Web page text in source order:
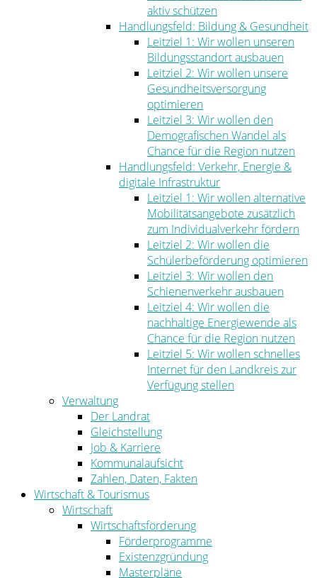
aktiv schützen
Handlungsfeld: Bildung & Gesundheit
Leitziel 1: Wir wollen unseren
Bildungsstandort ausbauen
Leitziel 2: Wir wollen unsere
Gesundheitsversorgung
optimieren
Leitziel 3: Wir wollen den
Demografischen Wandel als
Chance für die Region nutzen
Handlungsfeld: Verkehr, Energie &
digitale Infrastruktur
Leitziel 1: Wir wollen alternative
Mobilitätsangebote zusätzlich
zum Individualverkehr fördern
Leitziel 2: Wir wollen die
Schülerbeförderung optimieren
Leitziel 3: Wir wollen den
Schienenverkehr ausbauen
Leitziel 4: Wir wollen die
nachhaltige Energiewende als
Chance für die Region nutzen
Leitziel 5: Wir wollen schnelles
Internet für den Landkreis zur
Verfügung stellen
Verwaltung
Der Landrat
Gleichstellung
Job & Karriere
Kommunalaufsicht
Zahlen, Daten, Fakten
Wirtschaft & Tourismus
Wirtschaft
Wirtschaftsförderung
Förderprogramme
Existenzgründung
Masterpläne